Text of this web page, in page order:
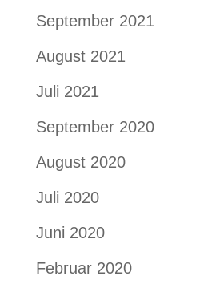
September 2021
August 2021
Juli 2021
September 2020
August 2020
Juli 2020
Juni 2020
Februar 2020